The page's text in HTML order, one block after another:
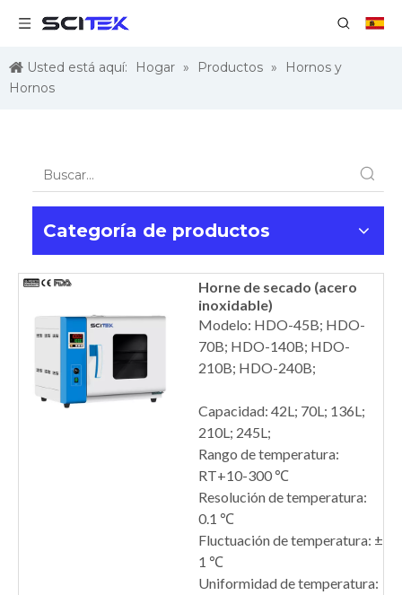
Usted está aquí: Hogar » Productos »
Hornos y
Hornos
Categoría de productos
Horne de secado (acero
inoxidable)
Modelo: HDO-45B; HDO-
70B; HDO-140B; HDO-
210B; HDO-240B;
Capacidad: 42L; 70L; 136L;
210L; 245L;
Rango de temperatura:
RT+10-300 ℃
Resolución de temperatura:
0.1 ℃
Fluctuación de temperatura: ±
1 ℃
Uniformidad de temperatura: